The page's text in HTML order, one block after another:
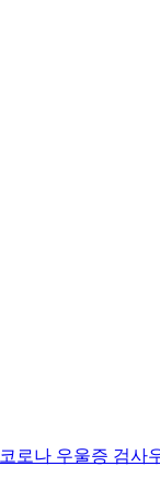
코로나 우울증 검사